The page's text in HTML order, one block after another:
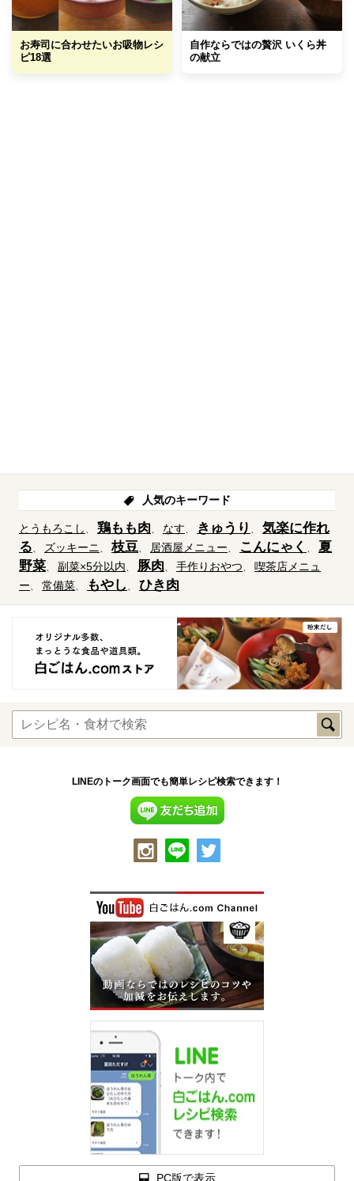
お寿司に合わせたいお吸物レシ
ピ18選
自作ならではの贅沢 いくら丼
の献立
人気のキーワード
とうもろこし 鶏もも肉 なす きゅうり
気楽に作れ
る
ズッキーニ 枝豆 居酒屋メニュー こんにゃく
夏
野菜
副菜×5分以内 豚肉 手作りおやつ
喫茶店メニュ
ー
常備菜 もやし ひき肉
LINEのトーク画面でも簡単レシピ検索できます！
PC版で表示